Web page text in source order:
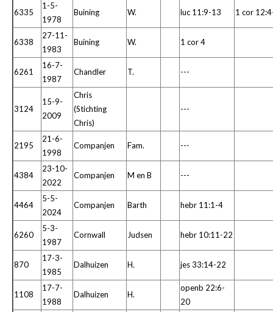
6335
1-5-
1978
Buining W. luc 11:9-13 1 cor
6338
27-11-
1983
Buining W. 1 cor 4
6261
16-7-
1987
Chandler T. ---
3124
15-9-
2009
Chris
(Stichting
Chris)
---
2195
21-6-
1998
Companjen Fam. ---
4384
23-10-
2022
Companjen M en B ---
4464
5-5-
2024
Companjen Barth hebr 11:1-4
6260
5-3-
1987
Cornwall Judsen hebr 10:11-22
870
17-3-
1985
Dalhuizen H. jes 33:14-22
1108
17-7-
1988
Dalhuizen H.
openb 22:6-
20